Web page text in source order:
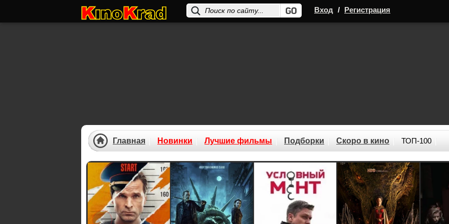
Вход / Регистрация
Previous
Главная Новинки Лучшие фильмы Подборки Скоро в кино ТОП-100